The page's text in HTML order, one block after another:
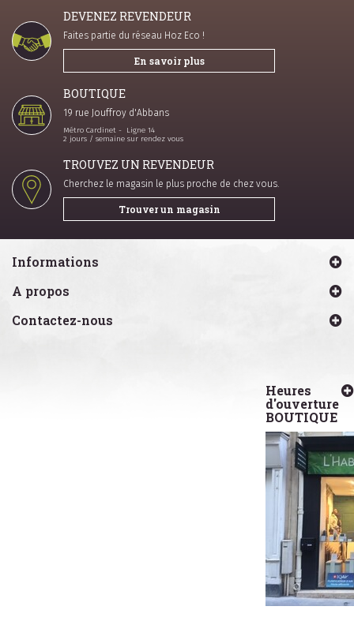
DEVENEZ REVENDEUR
Faites partie du réseau Hoz Eco !
En savoir plus
BOUTIQUE
19 rue Jouffroy d'Abbans
Métro Cardinet - Ligne 14
2 jours / semaine sur rendez vous
TROUVEZ UN REVENDEUR
Cherchez le magasin le plus proche de chez vous.
Trouver un magasin
Informations
A propos
Contactez-nous
Heures
d'ouverture
BOUTIQUE